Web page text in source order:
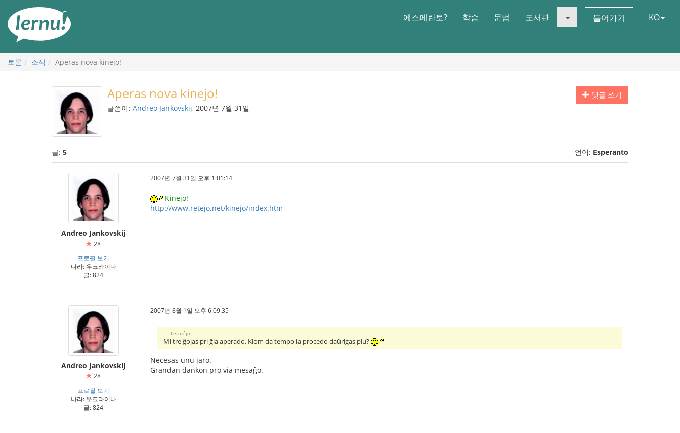
에스페란토? 학습 문법 도서관 들어가기 KO
토론 소식 Aperas nova kinejo!
댓글 쓰기
Aperas nova kinejo!
글쓴이: Andreo Jankovskij, 2007년 7월 31일
글: 5 언어: Esperanto
Andreo Jankovskij
28
프로필 보기
나라: 우크라이나
글: 824
2007년 7월 31일 오후 1:01:14
Kinejo!
http://www.retejo.net/kinejo/index.htm
Andreo Jankovskij
28
프로필 보기
나라: 우크라이나
글: 824
2007년 8월 1일 오후 6:09:35
Terurĉjo:
Mi tre ĝojas pri ĝia aperado. Kiom da tempo la procedo daŭrigas plu?
Necesas unu jaro.
Grandan dankon pro via mesaĝo.